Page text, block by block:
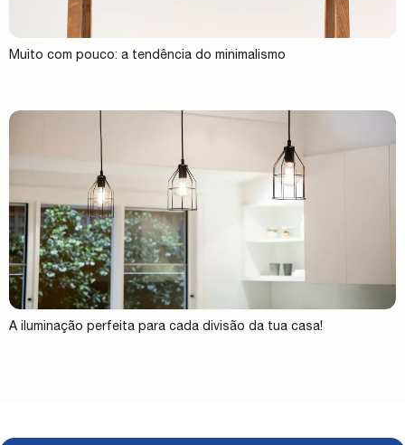
Muito com pouco: a tendência do minimalismo
A iluminação perfeita para cada divisão da tua casa!